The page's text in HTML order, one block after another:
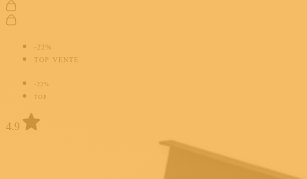
-22%
TOP VENTE
-22%
TOP
4.9